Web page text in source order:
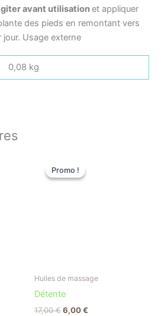
avant utilisationet appliquer
des pieds en remontant vers
Usage externe
0,08 kg
Promo !
Promo !
Huiles de massage
Détente
17,00€
initial
6,00€